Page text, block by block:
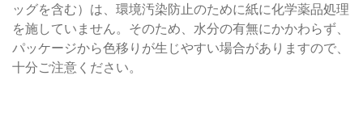
ッグを含む）は、環境汚染防止のために紙に化学薬品処理
を施していません。そのため、水分の有無にかかわらず、
パッケージから色移りが生じやすい場合がありますので、
十分ご注意ください。